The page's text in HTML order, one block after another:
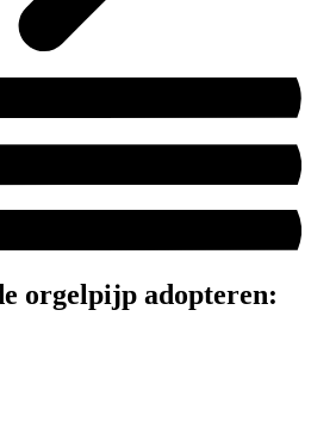
orgelpijp adopteren: